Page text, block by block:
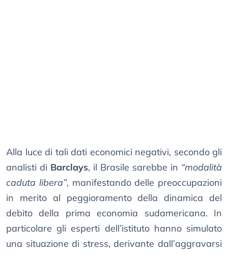
Alla luce di tali dati economici negativi, secondo gli
analisti di Barclays, il Brasile sarebbe in “modalità
caduta libera”, manifestando delle preoccupazioni
in merito al peggioramento della dinamica del
debito della prima economia sudamericana. In
particolare gli esperti dell’istituto hanno simulato
una situazione di stress, derivante dall’aggravarsi